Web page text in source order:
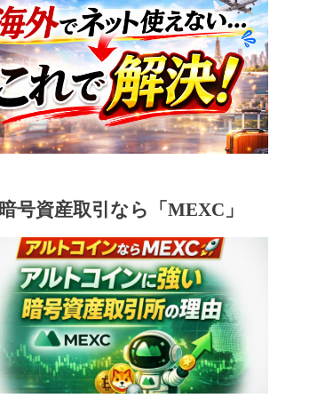
暗号資産取引なら「MEXC」